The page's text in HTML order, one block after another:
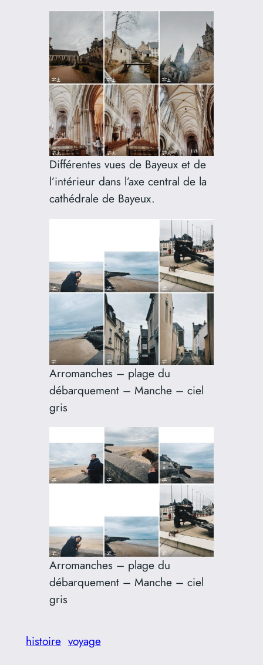
Différentes vues de Bayeux et de
l’intérieur dans l’axe central de la
cathédrale de Bayeux.
Arromanches – plage du
débarquement – Manche – ciel
gris
Arromanches – plage du
débarquement – Manche – ciel
gris
histoire voyage